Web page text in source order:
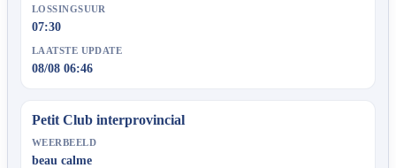
LOSSINGSUUR
07:30
LAATSTE UPDATE
08/08 06:46
Petit Club interprovincial
WEERBEELD
beau calme